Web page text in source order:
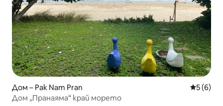
Дом – Pak Nam Pran Средна
5 (6)
Дом „Пранаяма“ край морето